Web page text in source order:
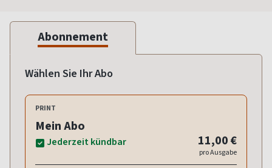
Abonnement
Wählen Sie Ihr Abo
PRINT
Mein Abo
Jederzeit kündbar 11,00 €
pro Ausgabe